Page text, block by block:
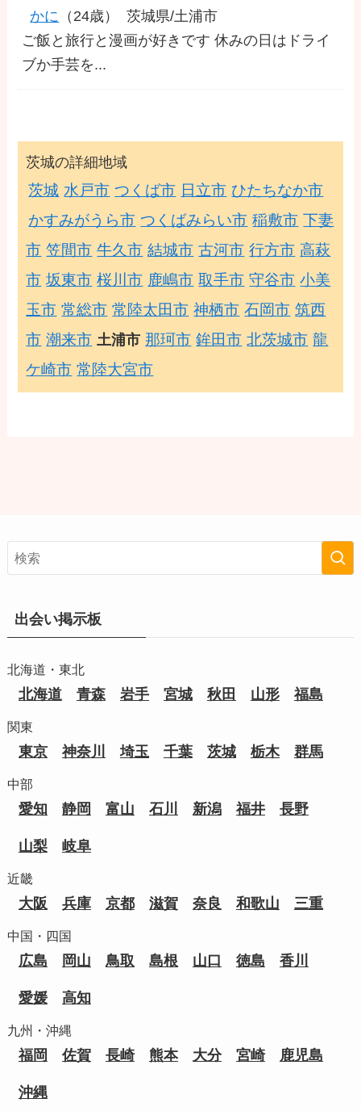
かに （24歳）
茨城県/土浦市
ご飯と旅行と漫画が好きです 休みの日はドライ
ブか手芸を...
茨城の詳細地域
茨城 水戸市 つくば市 日立市 ひたちなか市
かすみがうら市 つくばみらい市 稲敷市 下妻
市 笠間市 牛久市 結城市 古河市 行方市 高萩
市 坂東市 桜川市 鹿嶋市 取手市 守谷市 小美
玉市 常総市 常陸太田市 神栖市 石岡市 筑西
市 潮来市 土浦市 那珂市 鉾田市 北茨城市 龍
ケ崎市 常陸大宮市
出会い掲示板
北海道・東北
北海道 青森 岩手 宮城 秋田 山形 福島
関東
東京 神奈川 埼玉 千葉 茨城 栃木 群馬
中部
愛知 静岡 富山 石川 新潟 福井 長野
山梨 岐阜
近畿
大阪 兵庫 京都 滋賀 奈良 和歌山 三重
中国・四国
広島 岡山 鳥取 島根 山口 徳島 香川
愛媛 高知
九州・沖縄
福岡 佐賀 長崎 熊本 大分 宮崎 鹿児島
沖縄